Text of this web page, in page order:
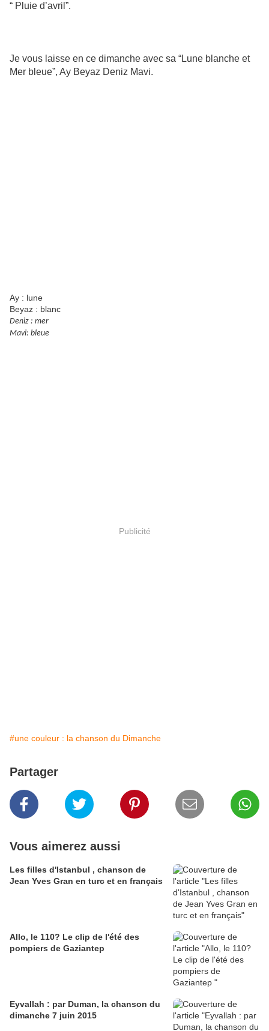
“ Pluie d’avril”.
Je vous laisse en ce dimanche avec sa “Lune blanche et
Mer bleue”, Ay Beyaz Deniz Mavi.
Ay : lune
Beyaz : blanc
Deniz : mer
Mavi: bleue
Publicité
#une couleur : la chanson du Dimanche
Partager
Vous aimerez aussi
Les filles d'Istanbul , chanson de
Jean Yves Gran en turc et en français
Allo, le 110? Le clip de l'été des
pompiers de Gaziantep
Eyvallah : par Duman, la chanson du
dimanche 7 juin 2015